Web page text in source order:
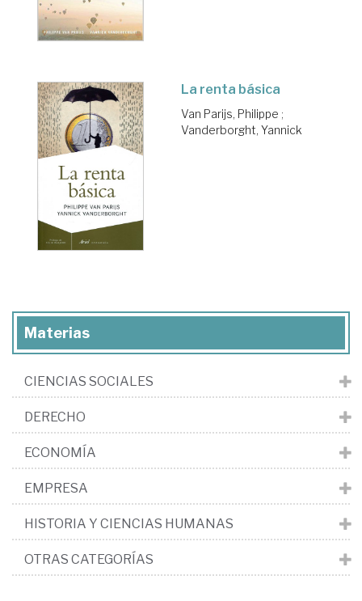
La renta básica
Van Parijs, Philippe ;
Vanderborght, Yannick
Materias
CIENCIAS SOCIALES
DERECHO
ECONOMÍA
EMPRESA
HISTORIA Y CIENCIAS HUMANAS
OTRAS CATEGORÍAS